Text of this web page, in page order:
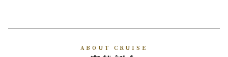
ABOUT CRUISE